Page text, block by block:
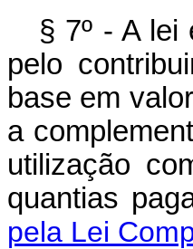
§ 7º - A lei
pelo
base em
a
utilização
quantias
pela Lei